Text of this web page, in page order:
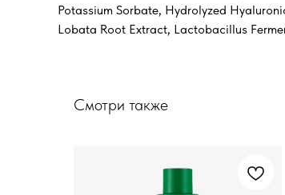
Potassium Sorbate, Hydrolyzed
Lobata Root Extract, Lactobacillus
Смотри также